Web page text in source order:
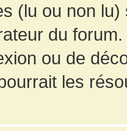
(lu ou non
du
ou de
les